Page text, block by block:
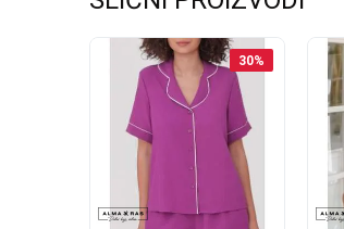
30%